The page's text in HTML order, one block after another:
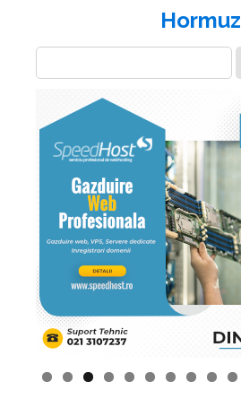
Hormuz